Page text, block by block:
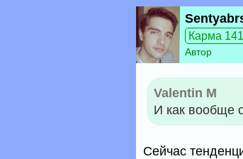
Карма 141
Автор
Valentin M
И как вообще
Сейчас